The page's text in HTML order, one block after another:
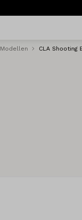
Modellen CLA Shooting